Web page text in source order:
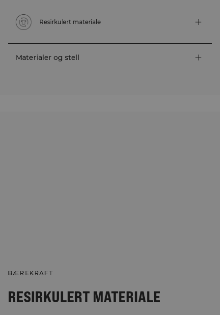
Resirkulert materiale
Materialer og stell
BÆREKRAFT
RESIRKULERT MATERIALE